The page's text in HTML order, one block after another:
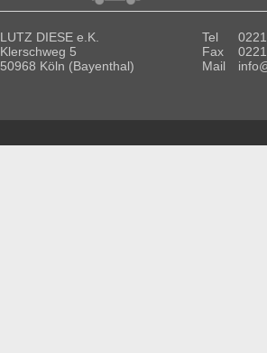
LUTZ DIESE e.K.
Klerschweg 5
50968 Köln (Bayenthal)
Tel
Fax
Mail